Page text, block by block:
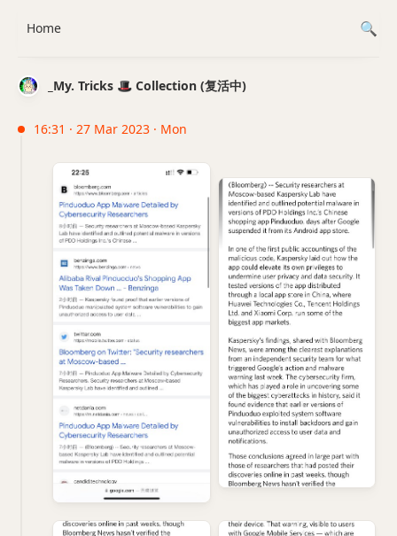
_My. Tricks 🎩 Collection (复活中)
16:31 · 27 Mar 2023 · Mon
Home